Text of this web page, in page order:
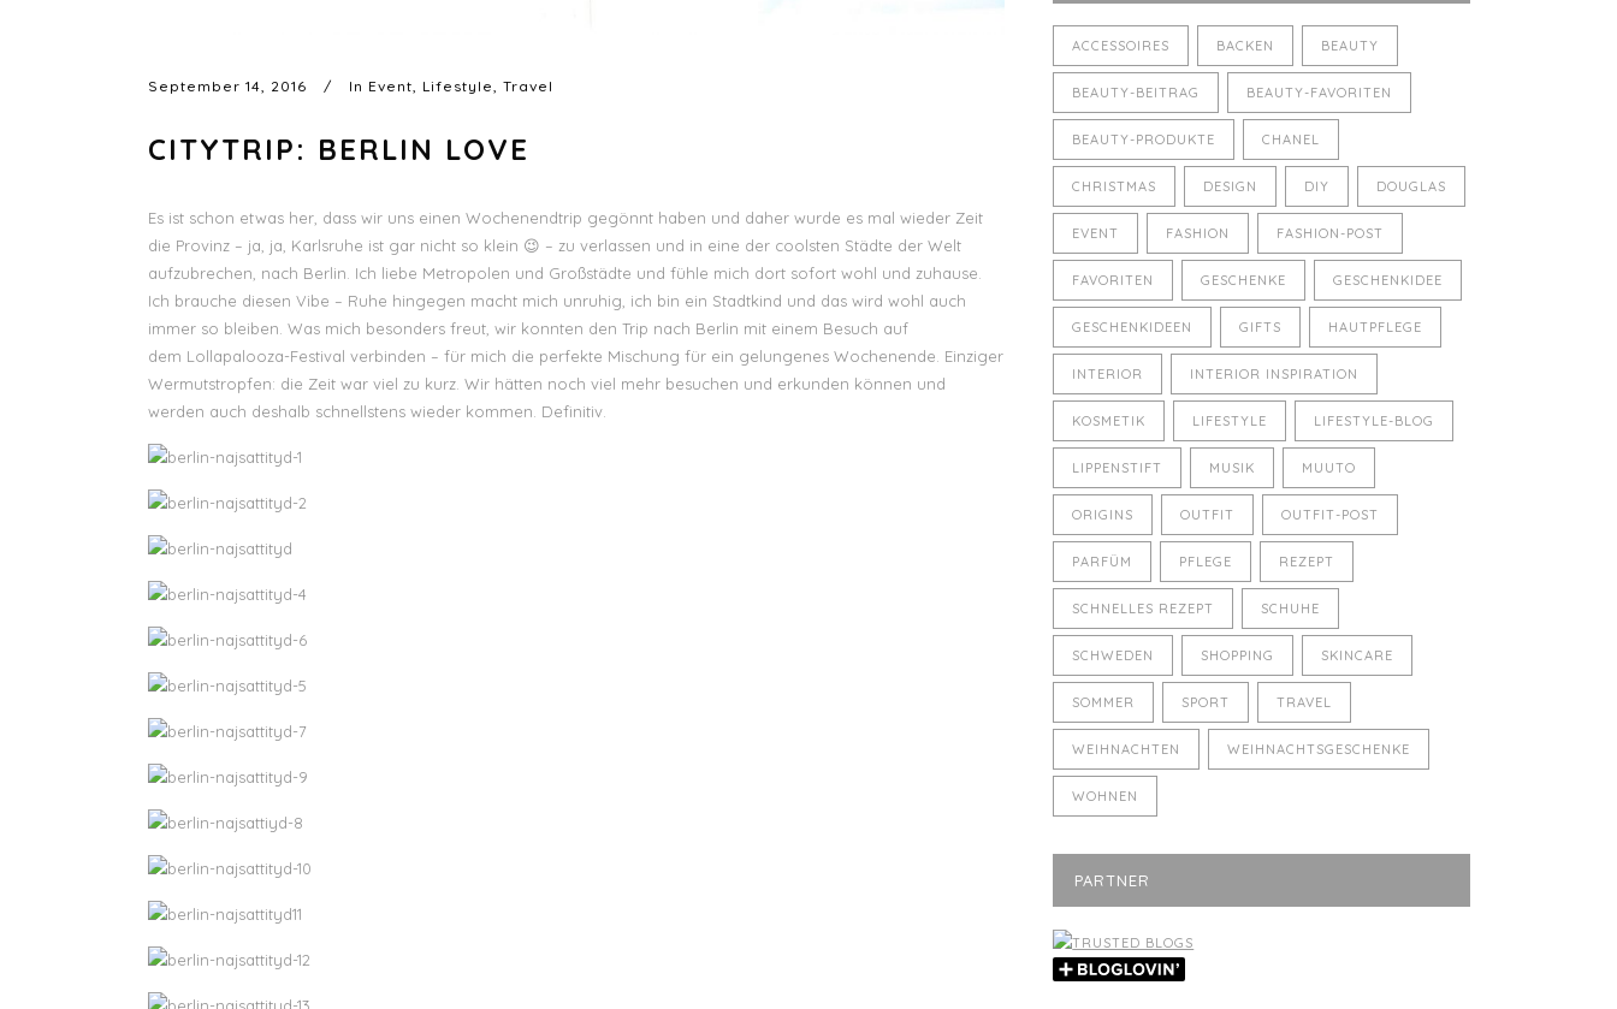
September 14, 2016 In Event Lifestyle Travel
CITYTRIP: BERLIN LOVE
Es ist schon etwas her, dass wir uns einen Wochenendtrip gegönnt haben und daher wurde es mal wieder Zeit
die Provinz – ja, ja, Karlsruhe ist gar nicht so klein 😉 – zu verlassen und in eine der coolsten Städte der Welt
aufzubrechen, nach Berlin. Ich liebe Metropolen und Großstädte und fühle mich dort sofort wohl und zuhause.
Ich brauche diesen Vibe – Ruhe hingegen macht mich unruhig, ich bin ein Stadtkind und das wird wohl auch
immer so bleiben. Was mich besonders freut, wir konnten den Trip nach Berlin mit einem Besuch auf
dem Lollapalooza-Festival verbinden – für mich die perfekte Mischung für ein gelungenes Wochenende. Einziger
Wermutstropfen: die Zeit war viel zu kurz. Wir hätten noch viel mehr besuchen und erkunden können und
werden auch deshalb schnellstens wieder kommen. Definitiv.
ACCESSOIRES BACKEN BEAUTY
BEAUTY-BEITRAG BEAUTY-FAVORITEN
BEAUTY-PRODUKTE CHANEL
CHRISTMAS DESIGN DIY DOUGLAS
EVENT FASHION FASHION-POST
FAVORITEN GESCHENKE GESCHENKIDEE
GESCHENKIDEEN GIFTS HAUTPFLEGE
INTERIOR INTERIOR INSPIRATION
KOSMETIK LIFESTYLE LIFESTYLE-BLOG
LIPPENSTIFT MUSIK MUUTO
ORIGINS OUTFIT OUTFIT-POST
PARFÜM PFLEGE REZEPT
SCHNELLES REZEPT SCHUHE
SCHWEDEN SHOPPING SKINCARE
SOMMER SPORT TRAVEL
WEIHNACHTEN WEIHNACHTSGESCHENKE
WOHNEN
PARTNER